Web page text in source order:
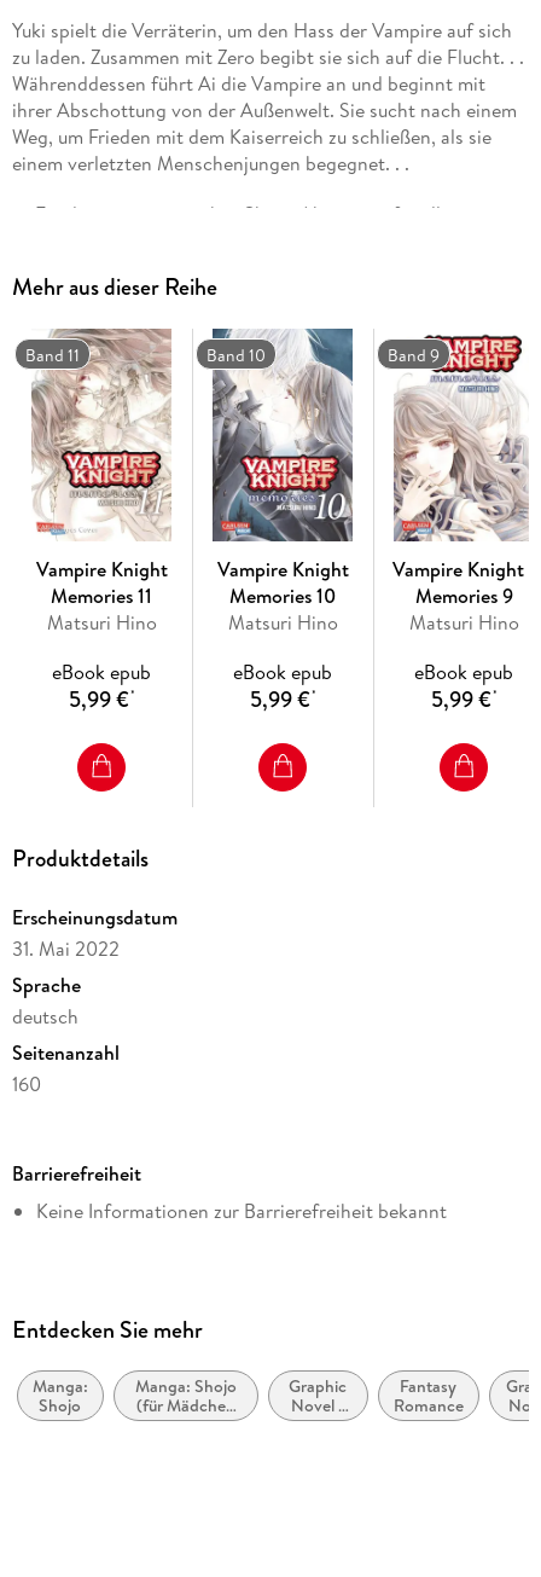
Yuki spielt die Verräterin, um den Hass der Vampire auf sich
zu laden. Zusammen mit Zero begibt sie sich auf die Flucht. . .
Währenddessen führt Ai die Vampire an und beginnt mit
ihrer Abschottung von der Außenwelt. Sie sucht nach einem
Weg, um Frieden mit dem Kaiserreich zu schließen, als sie
einem verletzten Menschenjungen begegnet. . .
Ein düster-romantisches Shojo-Abenteuer für alle
Das spannende Sequel zum Manga-Klassiker "Vampire
Abgeschlossen in 11 Bänden
Dies ist Band 7 der Serie.
Die lang ersehnte Fortsetzung der beliebten Vampir-
Romanze - Ein Muss für alle Fans der Reihe! Mit bisher
unveröffentlichten Zusatzkapiteln und neuen Erzählungen
aus der Welt von Kaname, Yuki & Zero.
Mehr aus dieser Reihe
Band 11
Vampire Knight
Memories 11
Matsuri Hino
eBook epub
5,99 €*
Band 10
Vampire Knight
Memories 10
Matsuri Hino
eBook epub
5,99 €*
Band 9
Vampire Knight -
Memories 9
Matsuri Hino
eBook epub
5,99 €*
Produktdetails
Erscheinungsdatum
31. Mai 2022
Sprache
deutsch
Seitenanzahl
160
Altersempfehlung
von 10 bis 99 Jahren
Autor/Autorin
Übersetzung
Luise Steggewentz
Barrierefreiheit
Keine Informationen zur Barrierefreiheit bekannt
Entdecken Sie mehr
Manga:
Shojo
Manga: Shojo
(für Mädchen
im
Graphic
Novel /
Comic /
Fantasy
Romance